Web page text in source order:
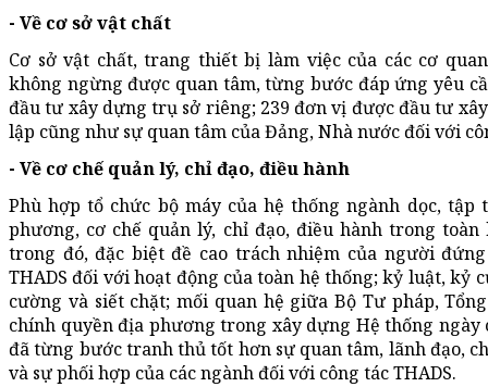
- Về cơ sở vật chất
Cơ sở vật chất, trang thiết bị làm việc của các cơ
không ngừng được quan tâm, từng bước đáp ứng yêu
đầu tư xây dựng trụ sở riêng; 239 đơn vị được đầu tư
lập cũng như sự quan tâm của Đảng, Nhà nước đối với
- Về cơ chế quản lý, chỉ đạo, điều hành
Phù hợp tổ chức bộ máy của hệ thống ngành dọc,
phương, cơ chế quản lý, chỉ đạo, điều hành trong
trong đó, đặc biệt đề cao trách nhiệm của người
THADS đối với hoạt động của toàn hệ thống; kỷ luật,
cường và siết chặt; mối quan hệ giữa Bộ Tư pháp,
chính quyền địa phương trong xây dựng Hệ thống ngày
đã từng bước tranh thủ tốt hơn sự quan tâm, lãnh đạo,
và sự phối hợp của các ngành đối với công tác THADS.